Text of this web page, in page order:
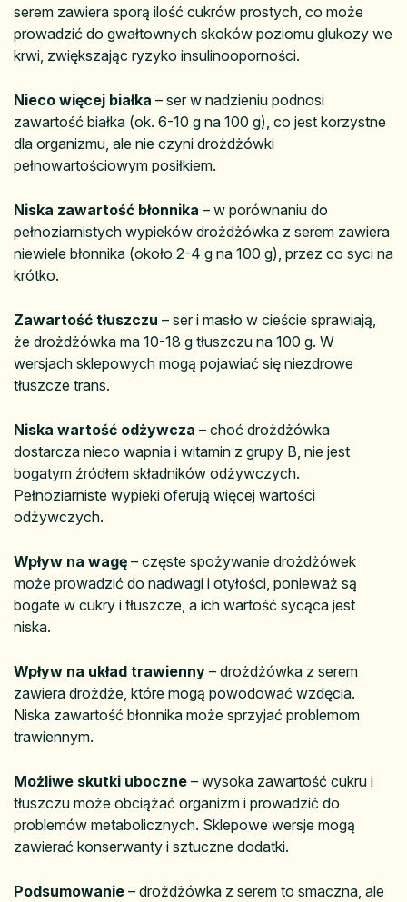
serem zawiera sporą ilość cukrów prostych, co może
prowadzić do gwałtownych skoków poziomu glukozy we
krwi, zwiększając ryzyko insulinooporności.
Nieco więcej białka – ser w nadzieniu podnosi
zawartość białka (ok. 6-10 g na 100 g), co jest korzystne
dla organizmu, ale nie czyni drożdżówki
pełnowartościowym posiłkiem.
Niska zawartość błonnika – w porównaniu do
pełnoziarnistych wypieków drożdżówka z serem zawiera
niewiele błonnika (około 2-4 g na 100 g), przez co syci na
krótko.
Zawartość tłuszczu – ser i masło w cieście sprawiają,
że drożdżówka ma 10-18 g tłuszczu na 100 g. W
wersjach sklepowych mogą pojawiać się niezdrowe
tłuszcze trans.
Niska wartość odżywcza – choć drożdżówka
dostarcza nieco wapnia i witamin z grupy B, nie jest
bogatym źródłem składników odżywczych.
Pełnoziarniste wypieki oferują więcej wartości
odżywczych.
Wpływ na wagę – częste spożywanie drożdżówek
może prowadzić do nadwagi i otyłości, ponieważ są
bogate w cukry i tłuszcze, a ich wartość sycąca jest
niska.
Wpływ na układ trawienny – drożdżówka z serem
zawiera drożdże, które mogą powodować wzdęcia.
Niska zawartość błonnika może sprzyjać problemom
trawiennym.
Możliwe skutki uboczne – wysoka zawartość cukru i
tłuszczu może obciążać organizm i prowadzić do
problemów metabolicznych. Sklepowe wersje mogą
zawierać konserwanty i sztuczne dodatki.
Podsumowanie – drożdżówka z serem to smaczna, ale